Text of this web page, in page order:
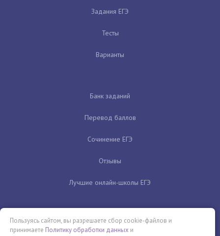
Задания ЕГЭ
Тесты
Варианты
Банк заданий
Перевод баллов
Сочинение ЕГЭ
Отзывы
Лучшие онлайн-школы ЕГЭ
Пользуясь сайтом, вы разрешаете сбор cookie-файлов и
принимаете Политику обработки данных и